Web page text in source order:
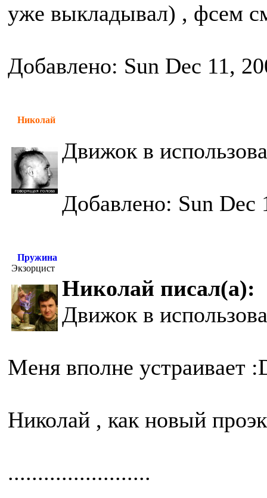
уже выкладывал) , фсем
Добавлено: Sun Dec 11,
Николай
Движок в
Добавлено: Sun Dec
Пружина
Экзорцист
Николай писал(а):
Движок в
Меня вполне устраивает
Николай , как новый
........................